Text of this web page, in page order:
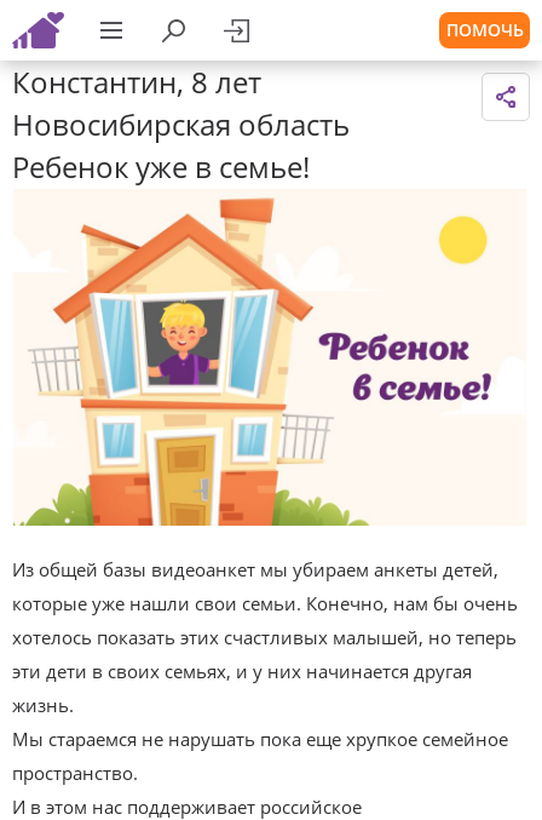
ПОМОЧЬ
Константин, 8 лет
Новосибирская область
Ребенок уже в семье!
Из общей базы видеоанкет мы убираем анкеты детей,
которые уже нашли свои семьи. Конечно, нам бы очень
хотелось показать этих счастливых малышей, но теперь
эти дети в своих семьях, и у них начинается другая
жизнь.
Мы стараемся не нарушать пока еще хрупкое семейное
пространство.
И в этом нас поддерживает российское